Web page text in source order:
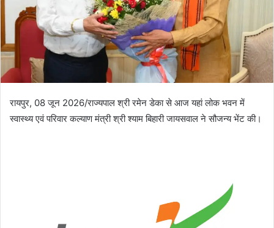
रायपुर, 08 जून 2026/राज्यपाल श्री रमेन डेका से आज यहां लोक भवन में
स्वास्थ्य एवं परिवार कल्याण मंत्री श्री श्याम बिहारी जायसवाल ने सौजन्य भेंट की।